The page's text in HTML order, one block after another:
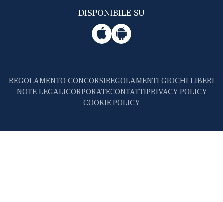
DISPONIBILE SU
REGOLAMENTO CONCORSIREGOLAMENTI GIOCHI LIBERI
NOTE LEGALICORPORATECONTATTIPRIVACY POLICY
COOKIE POLICY